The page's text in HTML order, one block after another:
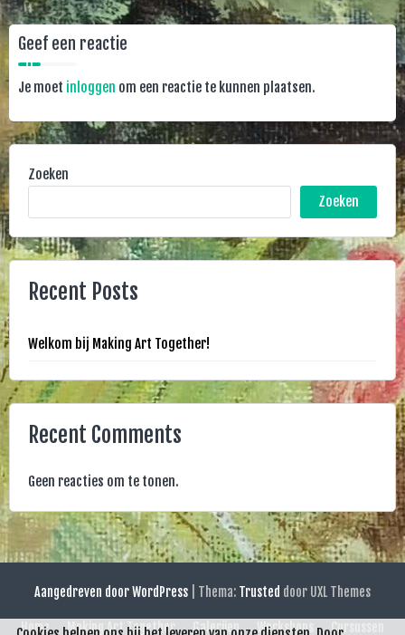
Geef een reactie
Je moet inloggen om een reactie te kunnen plaatsen.
Zoeken
Zoeken
Recent Posts
Welkom bij Making Art Together!
Recent Comments
Geen reacties om te tonen.
Aangedreven door WordPress Thema: Trusted door UXL Themes
Home Making Art Together Galerijen Workshops Cursussen